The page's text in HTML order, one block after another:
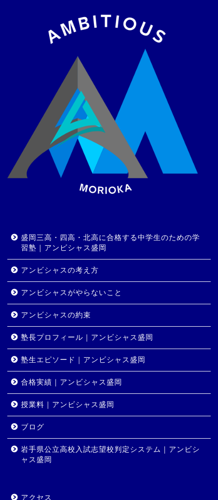
盛岡三高・四高・北高に合格する中学生のための学
習塾｜アンビシャス盛岡
アンビシャスの考え方
アンビシャスがやらないこと
アンビシャスの約束
塾長プロフィール｜アンビシャス盛岡
塾生エピソード｜アンビシャス盛岡
合格実績｜アンビシャス盛岡
授業料｜アンビシャス盛岡
ブログ
岩手県公立高校入試志望校判定システム｜アンビシ
ャス盛岡
アクセス
コース・料金